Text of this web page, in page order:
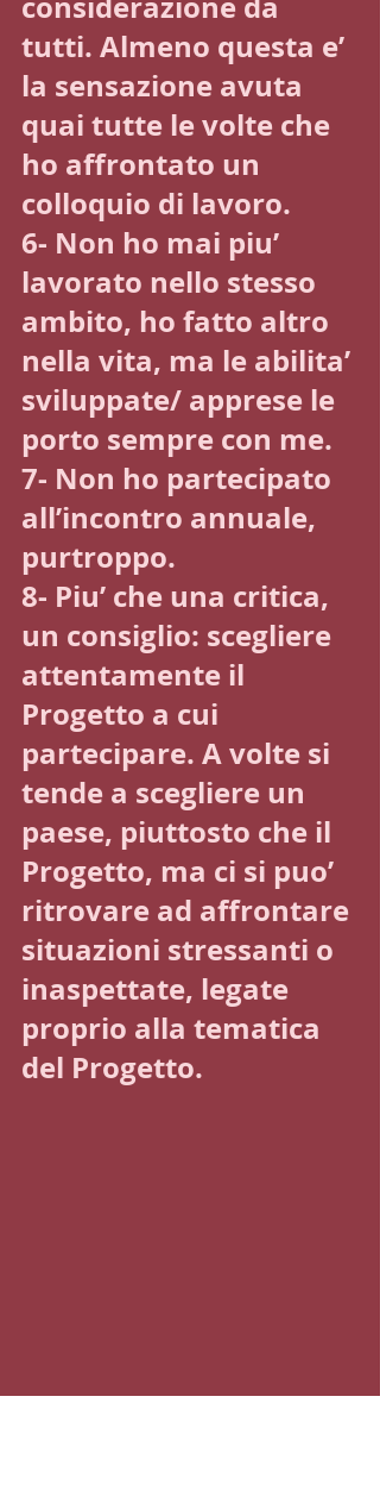
tutti. Almeno questa e’
la sensazione avuta
quai tutte le volte che
ho affrontato un
colloquio di lavoro.
6- Non ho mai piu’
lavorato nello stesso
ambito, ho fatto altro
nella vita, ma le abilita’
sviluppate/ apprese le
porto sempre con me.
7- Non ho partecipato
all’incontro annuale,
purtroppo.
8- Piu’ che una critica,
un consiglio: scegliere
attentamente il
Progetto a cui
partecipare. A volte si
tende a scegliere un
paese, piuttosto che il
Progetto, ma ci si puo’
ritrovare ad affrontare
situazioni stressanti o
inaspettate, legate
proprio alla tematica
del Progetto.